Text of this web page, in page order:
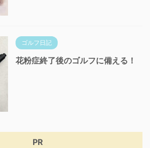
ゴルフ日記
花粉症終了後のゴルフに備える！
PR